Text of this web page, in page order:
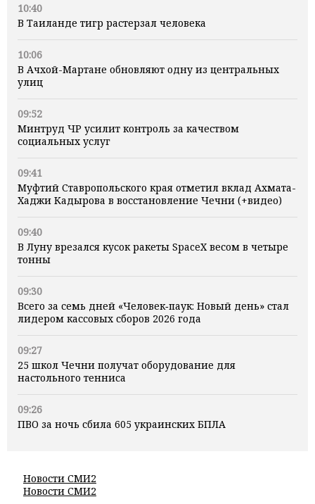
10:40
В Таиланде тигр растерзал человека
10:06
В Ачхой-Мартане обновляют одну из центральных
улиц
09:52
Минтруд ЧР усилит контроль за качеством
социальных услуг
09:41
Муфтий Ставропольского края отметил вклад Ахмата-
Хаджи Кадырова в восстановление Чечни (+видео)
09:40
В Луну врезался кусок ракеты SpaceX весом в четыре
тонны
09:30
Всего за семь дней «Человек‑паук: Новый день» стал
лидером кассовых сборов 2026 года
09:27
25 школ Чечни получат оборудование для
настольного тенниса
09:26
ПВО за ночь сбила 605 украинских БПЛА
Новости СМИ2
Новости СМИ2